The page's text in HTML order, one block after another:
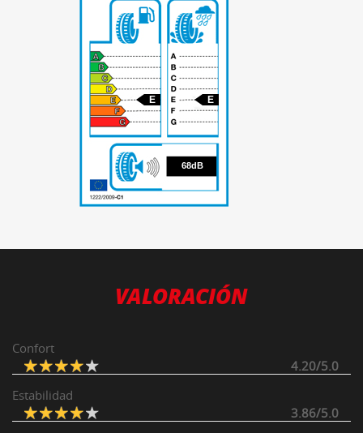
68
E E
68dB
VALORACIÓN
Confort
4.20/5.0
Estabilidad
3.86/5.0